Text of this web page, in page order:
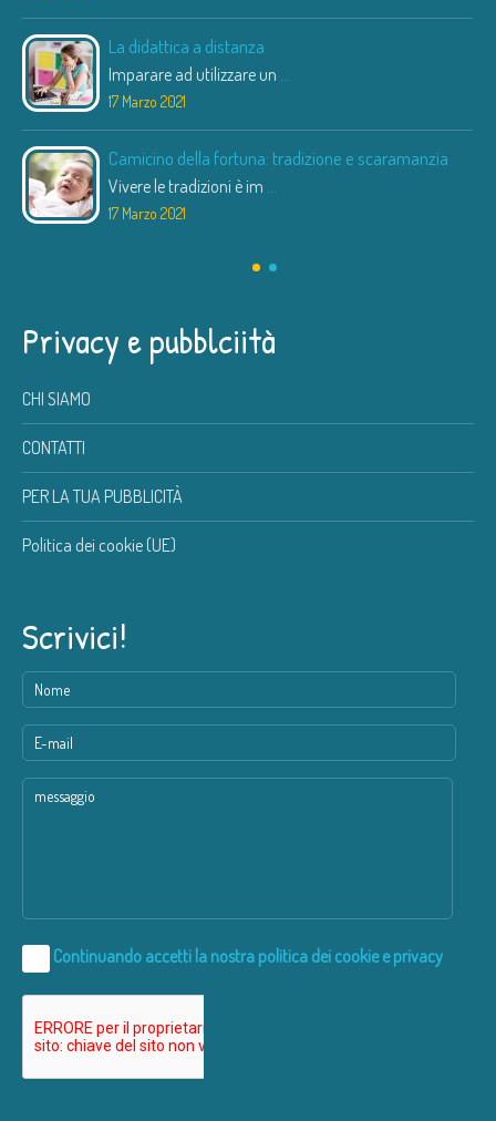
La didattica a distanza
Imparare ad utilizzare un ...
17 Marzo 2021
Camicino della fortuna: tradizione e scaramanzia
Vivere le tradizioni è im ...
17 Marzo 2021
Privacy e pubblciità
CHI SIAMO
CONTATTI
PER LA TUA PUBBLICITÀ
Politica dei cookie (UE)
Scrivici!
Continuando accetti la nostra politica dei cookie e privacy